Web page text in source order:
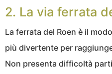
2. La via ferrata
La ferrata del Roen è il
più divertente per
Non presenta difficoltà